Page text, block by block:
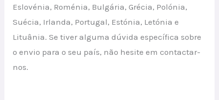
Eslovénia, Roménia, Bulgária, Grécia, Polónia,
Suécia, Irlanda, Portugal, Estónia, Letónia e
Lituânia. Se tiver alguma dúvida específica sobre
o envio para o seu país, não hesite em contactar-
nos.